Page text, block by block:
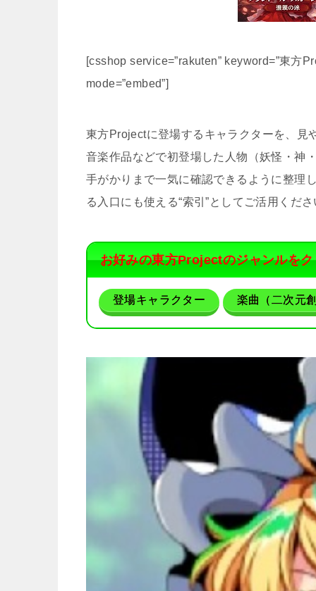
[csshop service=”rakuten” keyword=”東方
mode=”embed”]
東方Projectに登場するキャラクターを、見
音楽作品などで初登場した人物（妖怪・神
手がかりまで一気に確認できるように整理
る入口にも使える“索引”としてご活用くだ
お好みの東方Projectのジャンルをク
登場キャラクター 楽曲（二次元